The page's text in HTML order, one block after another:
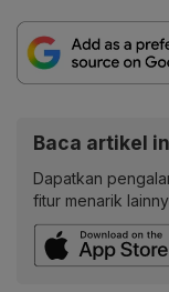
Baca artikel
Dapatkan
fitur menarik